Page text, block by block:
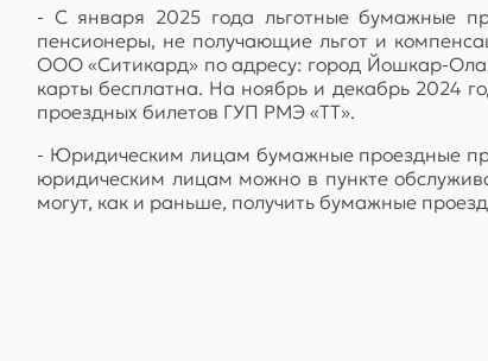
- С января 2025 года льготные бумажные
пенсионеры, не получающие льгот и
ООО «Ситикард» по адресу: город Йошкар-
карты бесплатна. На ноябрь и декабрь 2024
проездных билетов ГУП РМЭ «ТТ».
- Юридическим лицам бумажные проездные
юридическим лицам можно в пункте
могут, как и раньше, получить бумажные